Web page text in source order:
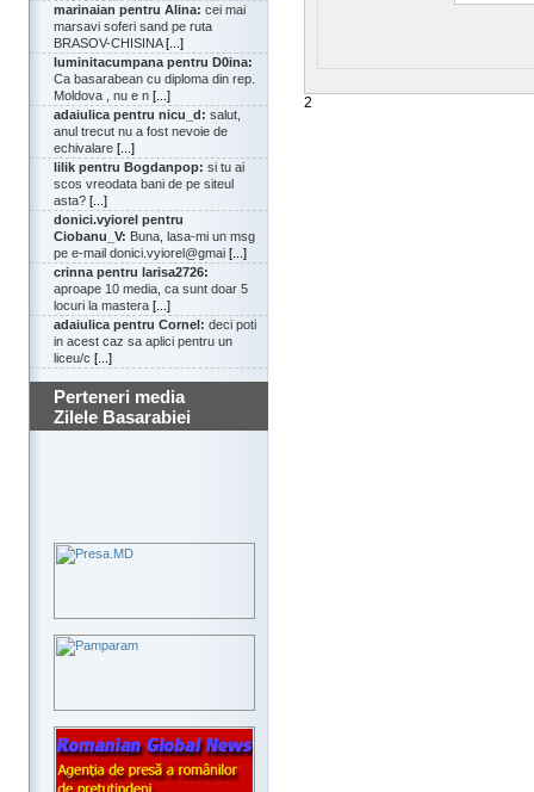
marinaian pentru Alina: cei mai
marsavi soferi sand pe ruta
BRASOV-CHISINA[...]
luminitacumpana pentru D0ina:
Ca basarabean cu diploma din rep.
Moldova , nu e n [...]
adaiulica pentru nicu_d: salut,
anul trecut nu a fost nevoie de
echivalare [...]
lilik pentru Bogdanpop: si tu ai
scos vreodata bani de pe siteul
asta? [...]
donici.vyiorel pentru
Ciobanu_V: Buna, lasa-mi un msg
pe e-mail donici.vyiorel@gmai [...]
crinna pentru larisa2726:
aproape 10 media, ca sunt doar 5
locuri la mastera [...]
adaiulica pentru Cornel: deci poti
in acest caz sa aplici pentru un
liceu/c [...]
Perteneri media
Zilele Basarabiei
2